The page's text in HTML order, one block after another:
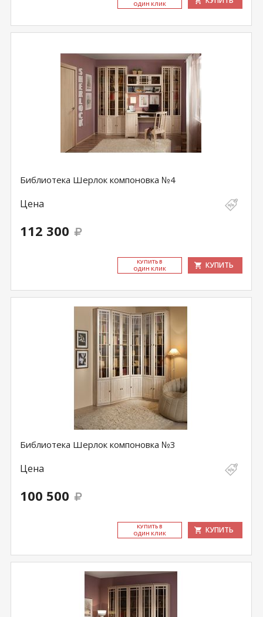
ОДИН КЛИК
Библиотека Шерлок компоновка №4
Цена
112 300
КУ­ПИТЬ В
ОДИН КЛИК
КУПИТЬ
Библиотека Шерлок компоновка №3
Цена
100 500
КУ­ПИТЬ В
ОДИН КЛИК
КУПИТЬ